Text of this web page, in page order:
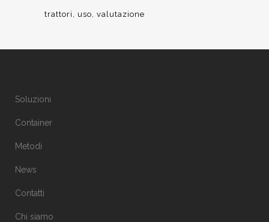
trattori
uso valutazione
Soluzioni
Container
Metodi
News
Contatti
Chi siamo